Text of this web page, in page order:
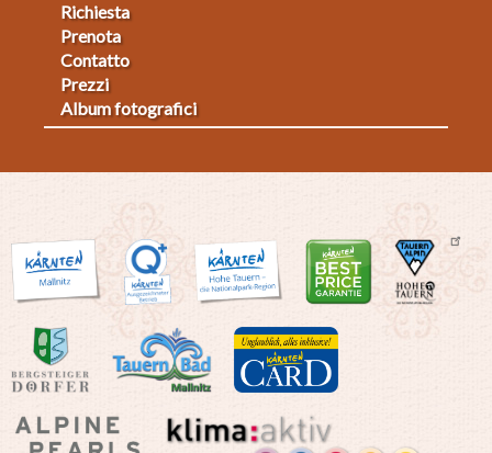
Fußmenü
2
Richiesta
Prenota
Contatto
Prezzi
Album fotografici